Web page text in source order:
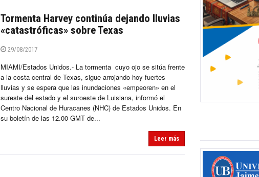
Tormenta Harvey continúa dejando lluvias
«catastróficas» sobre Texas
29/08/2017
MIAMI/Estados Unidos.- La tormenta cuyo ojo se sitúa frente
a la costa central de Texas, sigue arrojando hoy fuertes
lluvias y se espera que las inundaciones «empeoren» en el
sureste del estado y el suroeste de Luisiana, informó el
Centro Nacional de Huracanes (NHC) de Estados Unidos. En
su boletín de las 12.00 GMT de...
Leer más